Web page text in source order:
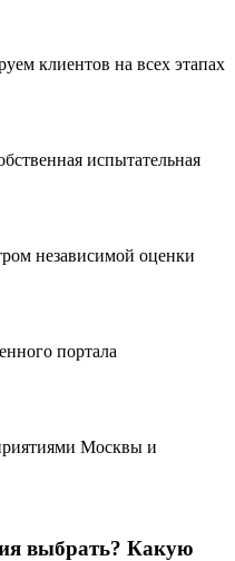
клиентов на всех этапах
испытательная
независимой оценки
портала
Москвы и
выбрать? Какую